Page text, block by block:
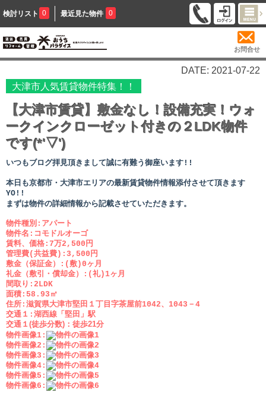
検討リスト 0 最近見た物件 0
お問合せ
DATE: 2021-07-22
大津市人気賃貸物件特集！！
【大津市賃貸】敷金なし！設備充実！ウォ
ークインクローゼット付きの２LDK物件
です(*'▽')
いつもブログ拝見頂きまして誠に有難う御座います!!
本日も京都市・大津市エリアの最新賃貸物件情報添付させて頂きます
YO!!
まずは物件の詳細情報から記載させていただきます。
物件種別:アパート
物件名:コモドルオーゴ
賃料、価格:7万2,500円
管理費(共益費):3,500円
敷金（保証金）:(敷)0ヶ月
礼金（敷引・償却金）:(礼)1ヶ月
間取り:2LDK
面積:58.93㎡
住所:滋賀県大津市堅田１丁目字茶屋前1042、1043－4
交通１:湖西線「堅田」駅
交通１(徒歩分数)： 徒歩21分
物件画像1:
物件画像2:
物件画像3:
物件画像4:
物件画像5:
物件画像6: